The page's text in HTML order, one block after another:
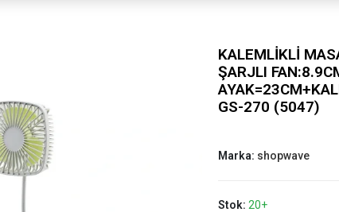
KALEMLİKLİ
ŞARJLI
GS-270 (5047)
Marka: shopwave
Stok: 20+